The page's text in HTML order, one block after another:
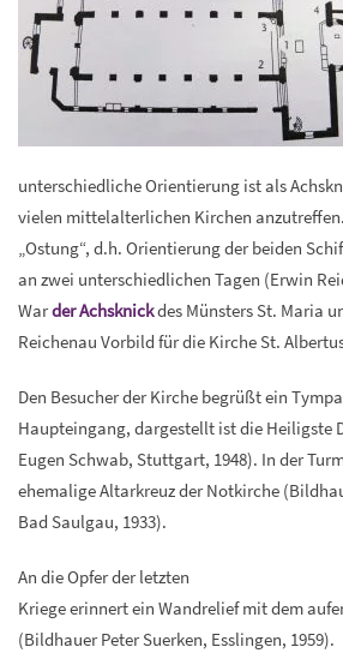
unterschiedliche Orientierung ist als
vielen mittelalterlichen Kirchen
„Ostung“, d.h. Orientierung der beiden
an zwei unterschiedlichen Tagen (Erwin
Warder Achsknickdes Münsters St. Maria
Reichenau Vorbild für die Kirche St.
Den Besucher der Kirche begrüßt ein
Haupteingang, dargestellt ist die Heiligste
Eugen Schwab, Stuttgart, 1948). In der
ehemalige Altarkreuz der Notkirche
Bad Saulgau, 1933).
An die Opfer der letzten
Kriege erinnert ein Wandrelief mit dem
(Bildhauer Peter Suerken, Esslingen, 1959).